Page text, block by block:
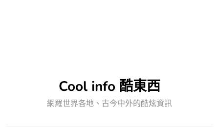
Cool info 酷東西
網羅世界各地、古今中外的酷炫資訊